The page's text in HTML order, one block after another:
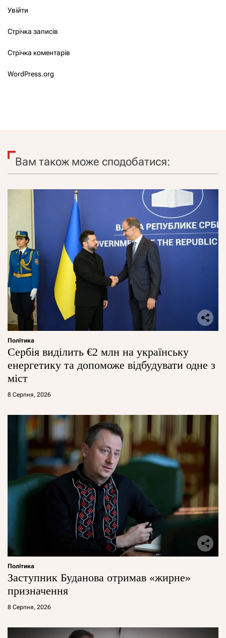
Увійти
Стрічка записів
Стрічка коментарів
WordPress.org
Вам також може сподобатися:
Політика
Сербія виділить €2 млн на українську
енергетику та допоможе відбудувати одне з
міст
8 Серпня, 2026
Політика
Заступник Буданова отримав «жирне»
призначення
8 Серпня, 2026